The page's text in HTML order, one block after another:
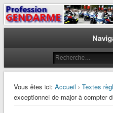
Profession
Le journal des gendarmes
Vous êtes ici: Accueil › Textes
exceptionnel de major à compter